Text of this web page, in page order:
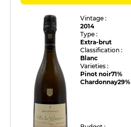
Vintage :
2014
Type :
Extra-brut
Classification :
Blanc
Varieties :
Pinot noir71%
Chardonnay29%